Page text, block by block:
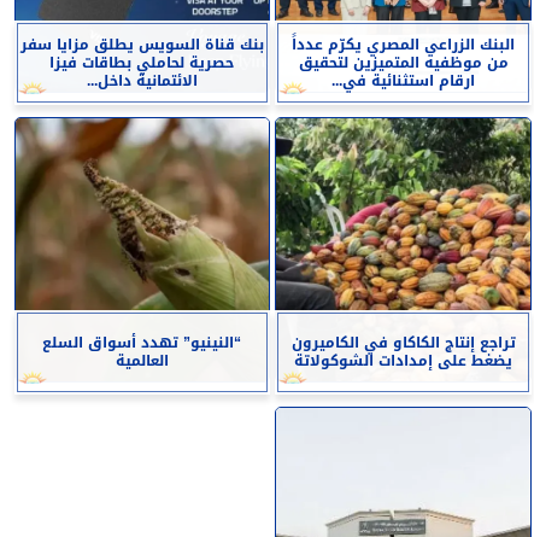
البنك الزراعي المصري يكرّم عدداً
من موظفيه المتميزين لتحقيق
ارقام استثنائية في...
بنك قناة السويس يطلق مزايا سفر
حصرية لحاملي بطاقات فيزا
الائتمانية داخل...
تراجع إنتاج الكاكاو في الكاميرون
يضغط على إمدادات الشوكولاتة
“النينيو” تهدد أسواق السلع
العالمية